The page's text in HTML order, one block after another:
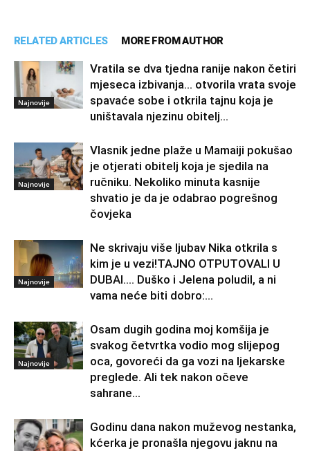
RELATED ARTICLES MORE FROM AUTHOR
Najnovije
Vratila se dva tjedna ranije nakon četiri
mjeseca izbivanja… otvorila vrata svoje
spavaće sobe i otkrila tajnu koja je
uništavala njezinu obitelj…
Najnovije
Vlasnik jedne plaže u Mamaiji pokušao
je otjerati obitelj koja je sjedila na
ručniku. Nekoliko minuta kasnije
shvatio je da je odabrao pogrešnog
čovjeka
Najnovije
Ne skrivaju više ljubav Nika otkrila s
kim je u vezi!TAJNO OTPUTOVALI U
DUBAI…. Duško i Jelena poludil, a ni
vama neće biti dobro:...
Najnovije
Osam dugih godina moj komšija je
svakog četvrtka vodio mog slijepog
oca, govoreći da ga vozi na ljekarske
preglede. Ali tek nakon očeve
sahrane...
Godinu dana nakon muževog nestanka,
kćerka je pronašla njegovu jaknu na